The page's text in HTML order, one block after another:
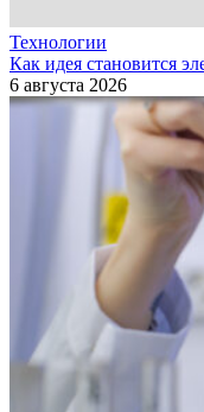
Технологии
Как идея становится
6 августа 2026